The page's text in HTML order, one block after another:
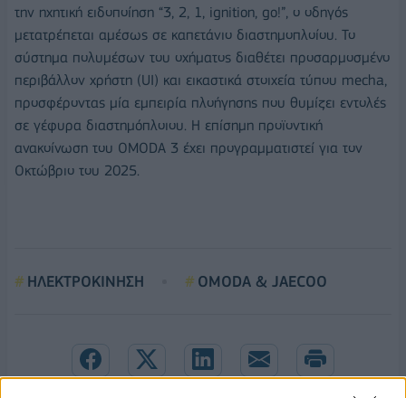
την ηχητική ειδοποίηση “3, 2, 1, ignition, go!”, ο οδηγός
μετατρέπεται αμέσως σε καπετάνιο διαστημοπλοίου. Το
σύστημα πολυμέσων του οχήματος διαθέτει προσαρμοσμένο
περιβάλλον χρήστη (UI) και εικαστικά στοιχεία τύπου mecha,
προσφέροντας μία εμπειρία πλοήγησης που θυμίζει εντολές
σε γέφυρα διαστημόπλοιου. Η επίσημη προϊοντική
ανακοίνωση του OMODA 3 έχει προγραμματιστεί για τον
Οκτώβριο του 2025.
ΗΛΕΚΤΡΟΚΙΝΗΣΗ OMODA & JAECOO